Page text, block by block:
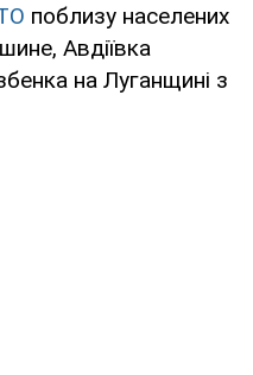
поблизу населених
Авдіївка
на Луганщині з